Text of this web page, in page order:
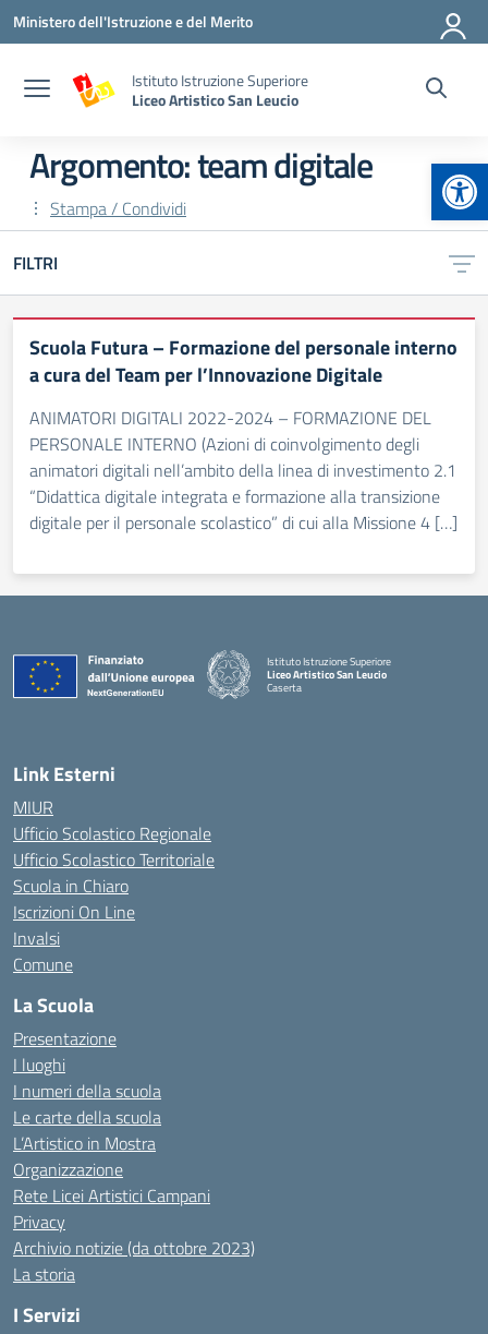
Vai ai contenuti
Vai al menu di navigazione
Vai al footer
Ministero dell'Istruzione e del Merito
Istituto Istruzione Superiore
Liceo Artistico San Leucio
Argomento: team digitale
Stampa / Condividi
FILTRI
Scuola Futura – Formazione del personale interno
a cura del Team per l’Innovazione Digitale
ANIMATORI DIGITALI 2022-2024 – FORMAZIONE DEL
PERSONALE INTERNO (Azioni di coinvolgimento degli
animatori digitali nell’ambito della linea di investimento 2.1
“Didattica digitale integrata e formazione alla transizione
digitale per il personale scolastico” di cui alla Missione 4 […]
Istituto Istruzione Superiore
Liceo Artistico San Leucio
Caserta
Link Esterni
MIUR
Ufficio Scolastico Regionale
Ufficio Scolastico Territoriale
Scuola in Chiaro
Iscrizioni On Line
Invalsi
Comune
La Scuola
Presentazione
I luoghi
I numeri della scuola
Le carte della scuola
L’Artistico in Mostra
Organizzazione
Rete Licei Artistici Campani
Privacy
Archivio notizie (da ottobre 2023)
La storia
I Servizi